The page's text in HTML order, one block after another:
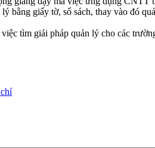
bằng giấy tờ, sổ sách, thay vào đó
tìm giải pháp quản lý cho các